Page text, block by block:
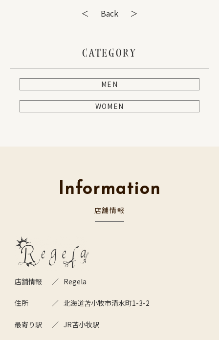
＜ Back ＞
CATEGORY
MEN
WOMEN
Information
店舗情報
店舗情報 Regela
住所 北海道苫小牧市清水町1-3-2
最寄り駅 JR苫小牧駅